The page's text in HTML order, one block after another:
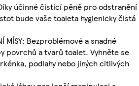
Díky účinné čisticí pěně pro odstranění
bude vaše toaleta hygienicky čistá
MÍSY: Bezproblémové a snadné
povrchů a tvarů toalet. Vyhněte se
podlahy nebo jiných citlivých